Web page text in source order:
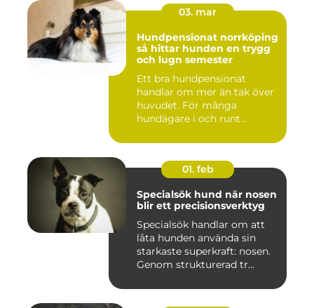
03. mar
Hundpensionat norrköping
så hittar hunden en trygg
och lugn semester
Ett bra hundpensionat
handlar om mer än tak över
huvudet. För många
hundägare i och runt
01. feb
Specialsök hund när nosen
blir ett precisionsverktyg
Specialsök handlar om att
låta hunden använda sin
starkaste superkraft: nosen.
Genom strukturerad tr...